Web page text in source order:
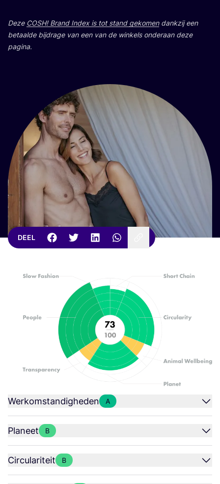
Deze COSH! Brand Index is tot stand geko­mendank­zij een
betaal­de bij­dra­ge van een van de win­kels onder­aan deze
pagina.
DEEL
Werkomstandigheden A
Planeet B
Circulariteit B